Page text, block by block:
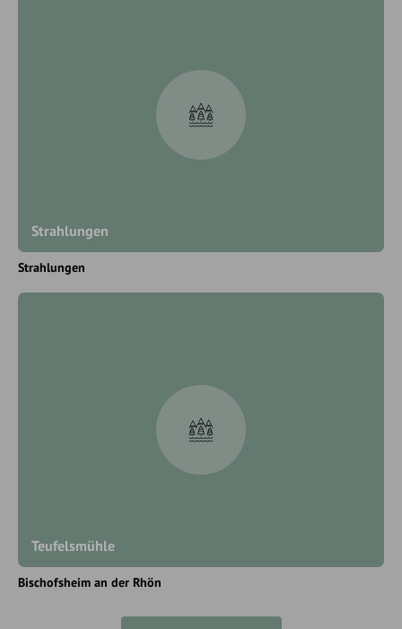
Strahlungen
Strahlungen
Teufelsmühle
Bischofsheim an der Rhön